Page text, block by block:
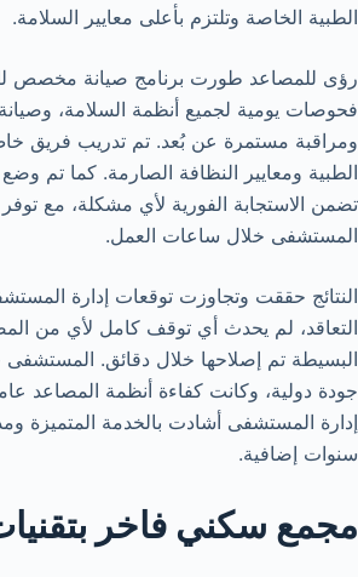
الطبية الخاصة وتلتزم بأعلى معايير السلامة.
رؤى للمصاعد طورت برنامج صيانة مخصص
فحوصات يومية لجميع أنظمة السلامة، وصيانة
ومراقبة مستمرة عن بُعد. تم تدريب فريق
الطبية ومعايير النظافة الصارمة. كما تم
تضمن الاستجابة الفورية لأي مشكلة، مع
المستشفى خلال ساعات العمل.
النتائج حققت وتجاوزت توقعات إدارة
التعاقد، لم يحدث أي توقف كامل لأي من
البسيطة تم إصلاحها خلال دقائق.
جودة دولية، وكانت كفاءة أنظمة المصاعد
إدارة المستشفى أشادت بالخدمة المتميزة
سنوات إضافية.
مجمع سكني فاخر